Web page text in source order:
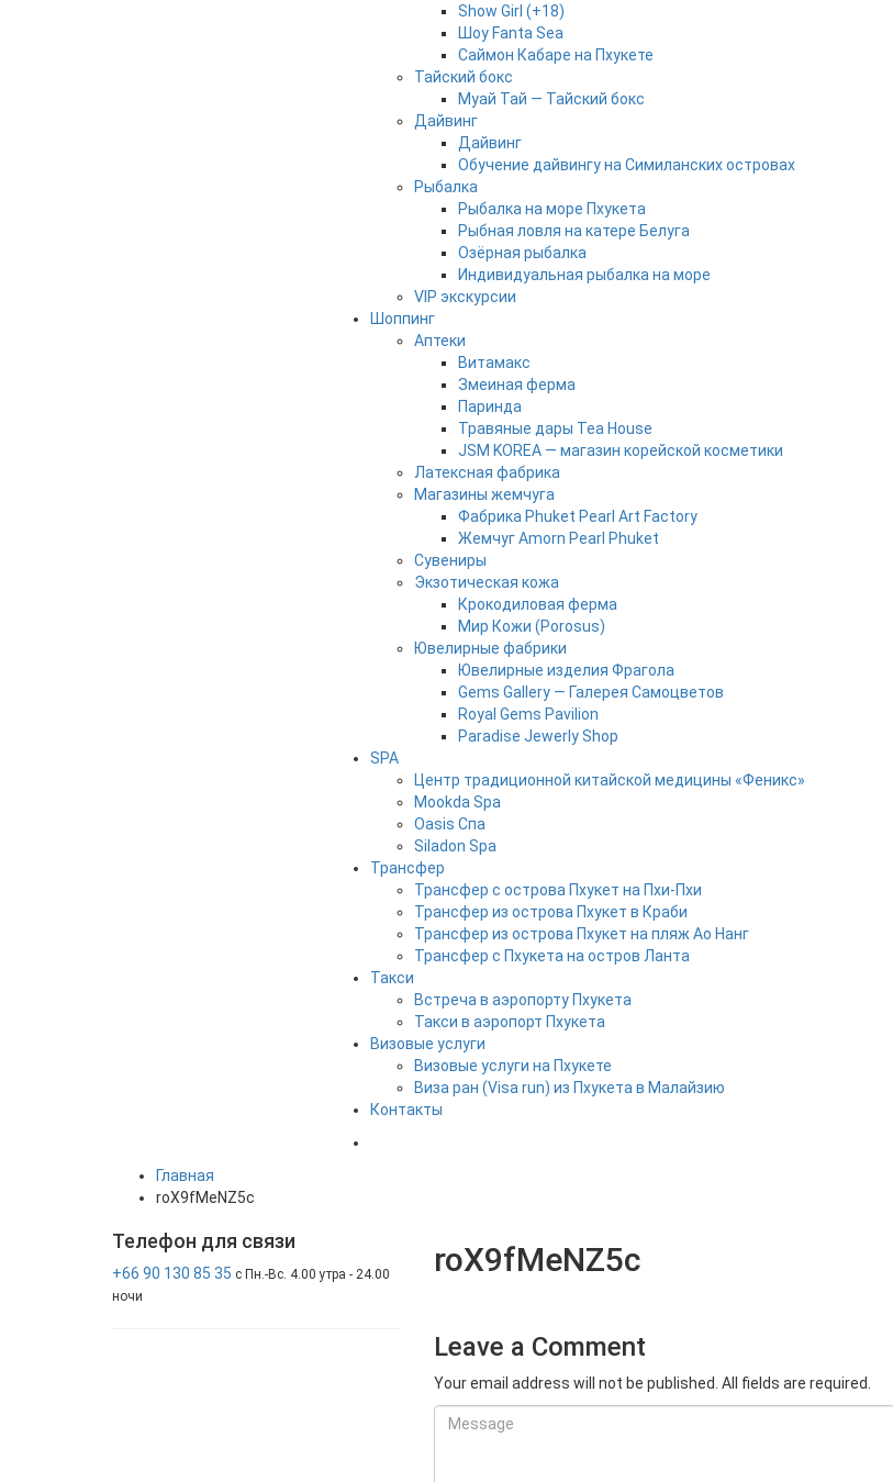
Show Girl (+18)
Шоу Fanta Sea
Саймон Кабаре на Пхукете
Тайский бокс
Муай Тай — Тайский бокс
Дайвинг
Дайвинг
Обучение дайвингу на Симиланских островах
Рыбалка
Рыбалка на море Пхукета
Рыбная ловля на катере Белуга
Озёрная рыбалка
Индивидуальная рыбалка на море
VIP экскурсии
Шоппинг
Аптеки
Витамакс
Змеиная ферма
Паринда
Травяные дары Tea House
JSM KOREA — магазин корейской косметики
Латексная фабрика
Магазины жемчуга
Фабрика Phuket Pearl Art Factory
Жемчуг Amorn Pearl Phuket
Сувениры
Экзотическая кожа
Крокодиловая ферма
Мир Кожи (Porosus)
Ювелирные фабрики
Ювелирные изделия Фрагола
Gems Gallery — Галерея Самоцветов
Royal Gems Pavilion
Paradise Jewerly Shop
SPA
Центр традиционной китайской медицины «Феникс»
Mookda Spa
Oasis Спа
Siladon Spa
Трансфер
Трансфер с острова Пхукет на Пхи-Пхи
Трансфер из острова Пхукет в Краби
Трансфер из острова Пхукет на пляж Ао Нанг
Трансфер с Пхукета на остров Ланта
Такси
Встреча в аэропорту Пхукета
Такси в аэропорт Пхукета
Визовые услуги
Визовые услуги на Пхукете
Виза ран (Visa run) из Пхукета в Малайзию
Контакты
Главная
roX9fMeNZ5c
Телефон для связи
+66 90 130 85 35 с Пн.-Вс. 4.00 утра - 24.00
ночи
roX9fMeNZ5c
Leave a Comment
Your email address will not be published. All fields are required.